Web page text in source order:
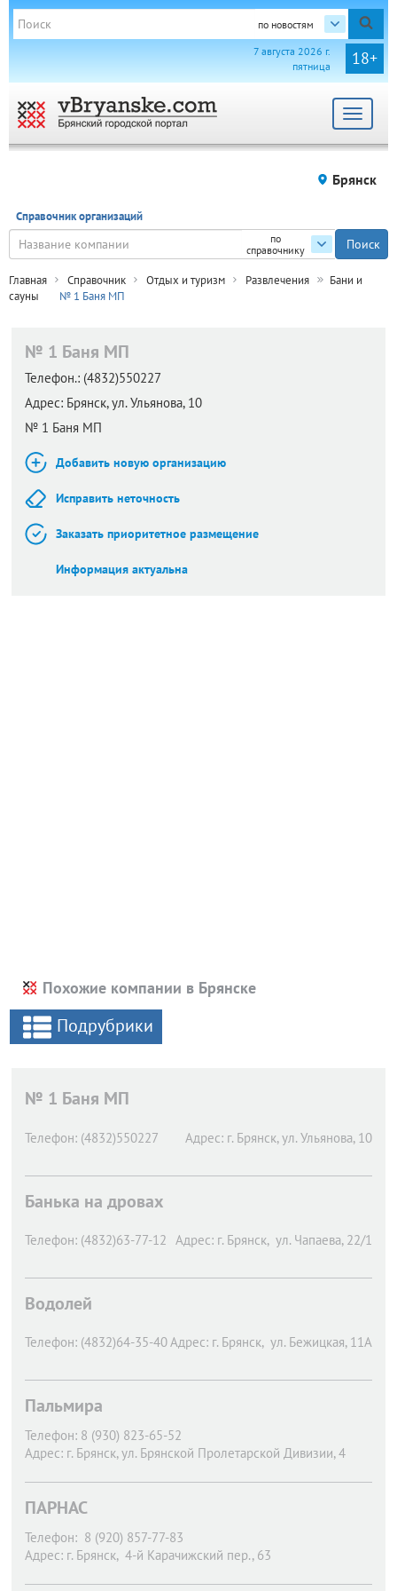
по новостям
18+
7 августа 2026 г.
пятница
Toggle
Брянск
Справочник организаций
по
справочнику
Главная Справочник Отдых и туризм Развлечения
Бани и
сауны
№ 1 Баня МП
№ 1 Баня МП
Телефон.: (4832)550227
Адрес: Брянск,ул. Ульянова, 10
№ 1 Баня МП
Добавить новую организацию
Исправить неточность
Заказать приоритетное размещение
Информация актуальна
Похожие компании в Брянске
Подрубрики
№ 1 Баня МП
Телефон: (4832)550227 Адрес: г. Брянск, ул. Ульянова, 10
Банька на дровах
Телефон: (4832)63-77-12 Адрес: г. Брянск, ул. Чапаева, 22/1
Водолей
Телефон: (4832)64-35-40Адрес: г. Брянск, ул. Бежицкая, 11А
Пальмира
Телефон: 8 (930) 823-65-52
Адрес: г. Брянск, ул. Брянской Пролетарской Дивизии, 4
ПАРНАС
Телефон: 8 (920) 857-77-83
Адрес: г. Брянск, 4-й Карачижский пер., 63